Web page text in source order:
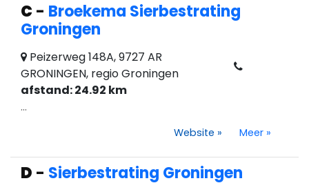
C - Broekema Sierbestrating
Groningen
Peizerweg 148A, 9727 AR
GRONINGEN, regio Groningen
afstand: 24.92 km
...
Website » Meer »
D - Sierbestrating Groningen